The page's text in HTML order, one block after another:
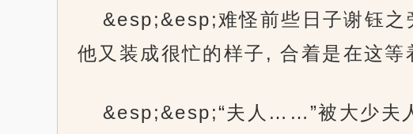
&esp;&esp;难怪前些日子谢钰之
他又装成很忙的样子, 合着是在这等
&esp;&esp;“夫人……”被大少夫